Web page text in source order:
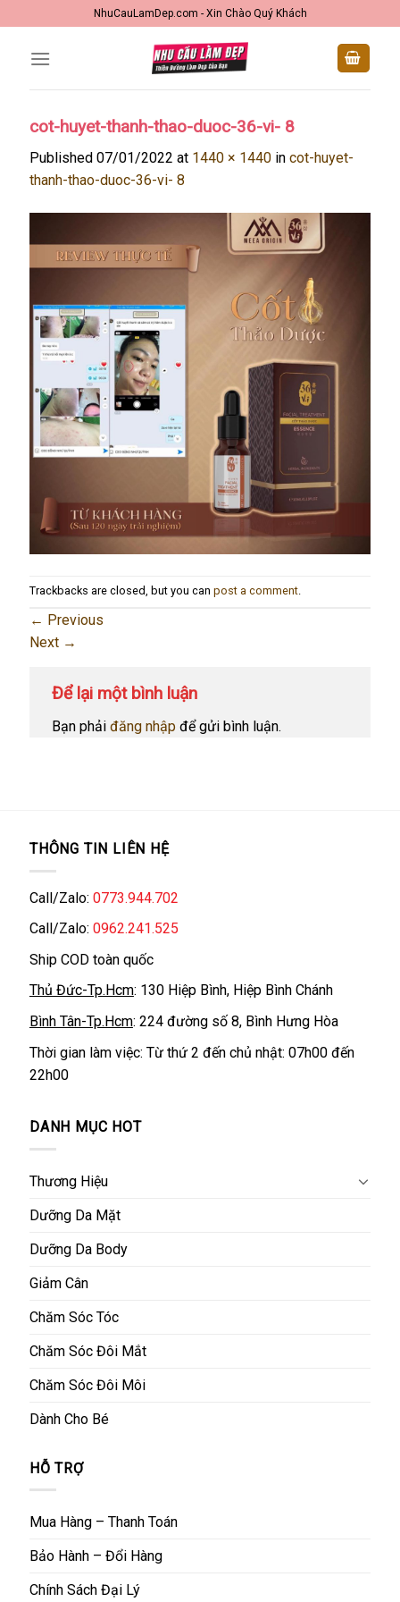
to
content
NhuCauLamDep.com - Xin Chào Quý Khách
cot-huyet-thanh-thao-duoc-36-vi- 8
Published 07/01/2022 at 1440 × 1440in cot-huyet-
thanh-thao-duoc-36-vi- 8
Trackbacks are closed, but you can post a comment.
← Previous
Next →
Để lại một bình luận
Bạn phải đăng nhậpđể gửi bình luận.
THÔNG TIN LIÊN HỆ
Call/Zalo: 0773.944.702
Call/Zalo: 0962.241.525
Ship COD toàn quốc
Thủ Đức-Tp.Hcm: 130 Hiệp Bình, Hiệp Bình Chánh
Bình Tân-Tp.Hcm: 224 đường số 8, Bình Hưng Hòa
Thời gian làm việc: Từ thứ 2 đến chủ nhật: 07h00 đến
22h00
DANH MỤC HOT
Thương Hiệu
Dưỡng Da Mặt
Dưỡng Da Body
Giảm Cân
Chăm Sóc Tóc
Chăm Sóc Đôi Mắt
Chăm Sóc Đôi Môi
Dành Cho Bé
HỖ TRỢ
Mua Hàng – Thanh Toán
Bảo Hành – Đổi Hàng
Chính Sách Đại Lý